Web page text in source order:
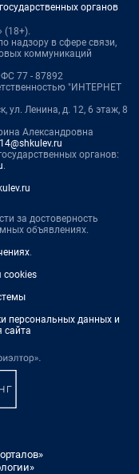
органов
(18+).
надзору в сфере связи,
коммуникаций
77 - 87892
"ИНТЕРНЕТ
ул. Ленина, д. 12, 6 этаж, 8
Александровна
14@shkulev.ru
органов:
.
за достоверность
объявлениях.
.
cookies
персональных данных и
сайта